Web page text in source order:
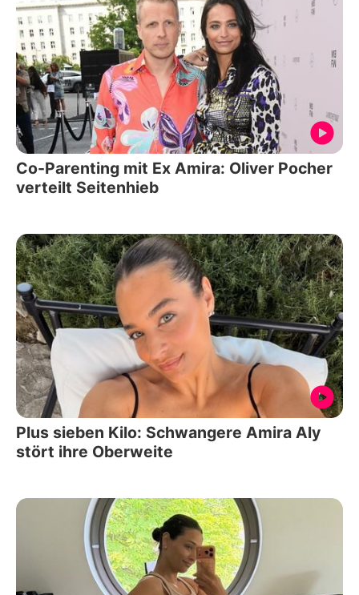
Co-Parenting mit Ex Amira: Oliver Pocher
verteilt Seitenhieb
Plus sieben Kilo: Schwangere Amira Aly
stört ihre Oberweite